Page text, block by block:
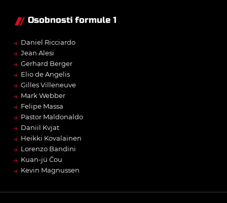
Osobnosti formule 1
→ Daniel Ricciardo
→ Jean Alesi
→ Gerhard Berger
→ Elio de Angelis
→ Gilles Villeneuve
→ Mark Webber
→ Felipe Massa
→ Pastor Maldonaldo
→ Daniil Kvjat
→ Heikki Kovalainen
→ Lorenzo Bandini
→ Kuan-jü Čou
→ Kevin Magnussen